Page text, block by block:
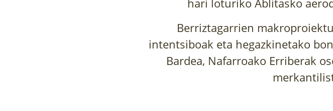
Berriztagarrien
intentsiboak eta hegazkinetako
Bardea, Nafarroako Erriberak